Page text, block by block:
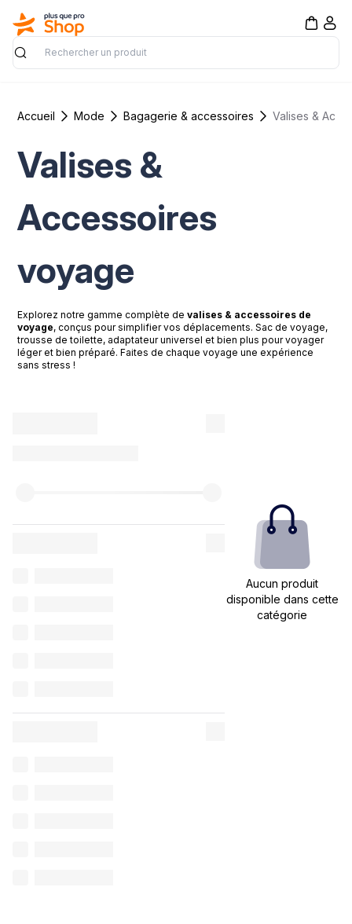
Rechercher
Accueil Mode Bagagerie & accessoires
Valises &
Accessoires
voyage
Explorez notre gamme complète devalises & accessoires de
voyage, conçus pour simplifier vos déplacements. Sac de voyage,
trousse de toilette, adaptateur universel et bien plus pour voyager
léger et bien préparé. Faites de chaque voyage une expérience
sans stress !
Aucun produit
disponible dans cette
catégorie